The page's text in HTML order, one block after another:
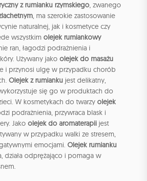
z rumianku rzymskiego, zwanego
, ma szerokie zastosowanie
naturalnej, jak i kosmetyce czy
wszystkim olejek rumiankowy
ran, łagodzi podrażnienia i
Używany jako olejek do masażu
i przynosi ulgę w przypadku chorób
Olejek z rumianku jest delikatny,
się go w produktach do
W kosmetykach do twarzy olejek
podrażnienia, przywraca blask i
Jako olejek do aromaterapii jest
w przypadku walki ze stresem,
emocjami. Olejek rumianku
działa odprężająco i pomaga w